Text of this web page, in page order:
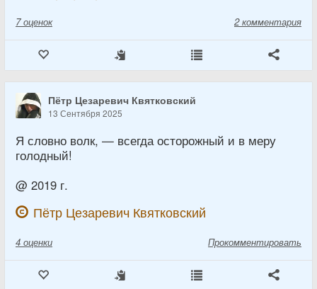
7 оценок 2 комментария
Пётр Цезаревич Квятковский
13 Сентября 2025
Я словно волк, — всегда осторожный и в меру
голодный!
@ 2019 г.
Пётр Цезаревич Квятковский
4 оценки Прокомментировать